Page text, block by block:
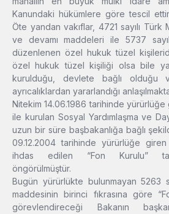
Kanundaki hükümlere göre tescil
Öte yandan vakıflar, 4721 sayılı Türk
ve devamı maddeleri ile 5737
düzenlenen özel hukuk tüzel
özel hukuk tüzel kişiliği olsa bile
kurulduğu, devlete bağlı olduğu
ayrıcalıklardan yararlandığı
Nitekim 14.06.1986 tarihinde yürürlüğe
ile kurulan Sosyal Yardımlaşma ve
uzun bir süre başbakanlığa bağlı
09.12.2004 tarihinde yürürlüğe
ihdas edilen “Fon Kurulu”
öngörülmüştür.
Bugün yürürlükte bulunmayan 5263
maddesinin birinci fıkrasına göre
görevlendireceği Bakanın